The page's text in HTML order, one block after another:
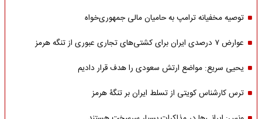
توصیه مخفیانه ترامپ به حامیان مالی جمهوری‌خواه
عوارض ۷ درصدی ایران برای کشتی‌های تجاری عبوری از تنگه هرمز
یحیی سریع: مواضع ارتش سعودی را هدف قرار دادیم
ترس کارشناس کویتی از تسلط ایران بر تنگۀ هرمز